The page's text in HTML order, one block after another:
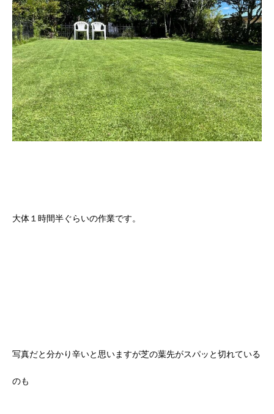
大体１時間半ぐらいの作業です。
写真だと分かり辛いと思いますが芝の葉先がスパッと切れている
のも